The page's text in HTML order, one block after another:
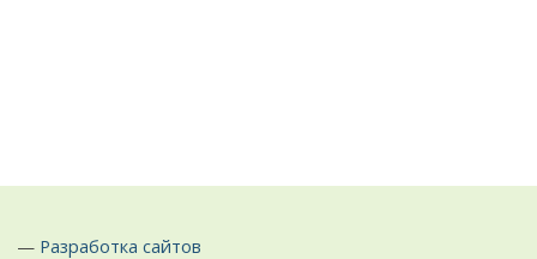
— Разработка сайтов